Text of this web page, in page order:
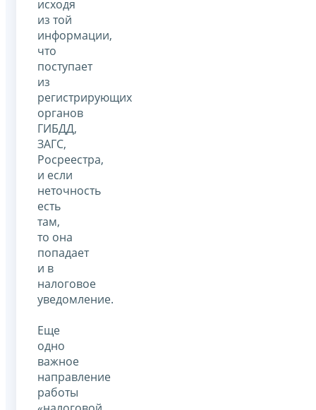
исходя
из той
информации,
что
поступает
из
регистрирующих
органов
ГИБДД,
ЗАГС,
Росреестра,
и если
неточность
есть
там,
то она
попадает
и в
налоговое
уведомление.
Еще
одно
важное
направление
работы